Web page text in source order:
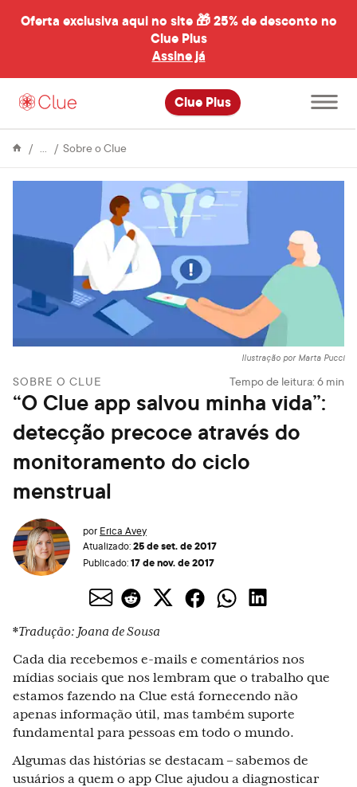
Oferta exclusiva aqui no site 🎁25% de desconto no
Clue Plus
Assine já
Clue Plus
Abrir
menu
principal
Enciclopédia
Sobre o Clue“O
salvou
minha
vida”:
detecção
precoce
através
do
monitoramento
do
ciclo
menstrual
Ilustração por Marta Pucci
SOBRE O CLUE Tempo de leitura: 6 min
“O Clue app salvou minha vida”:
detecção precoce através do
monitoramento do ciclo
menstrual
por Erica Avey
Atualizado:25 de set. de 2017
Publicado:17 de nov. de 2017
*Tradução: Joana de Sousa
Cada dia recebemos e-mails e comentários nos
mídias sociais que nos lembram que o trabalho que
estamos fazendo na Clue está fornecendo não
apenas informação útil, mas também suporte
fundamental para pessoas em todo o mundo.
Algumas das histórias se destacam – sabemos de
usuários a quem o app Clue ajudou a diagnosticar